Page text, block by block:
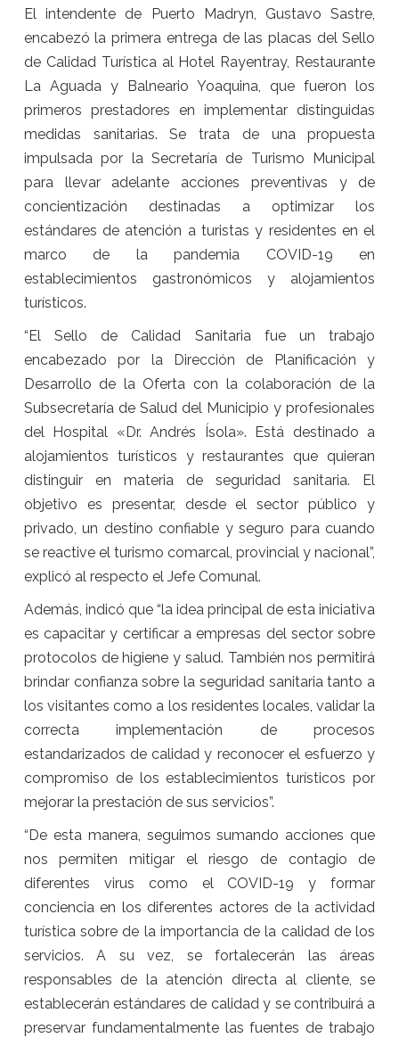
El intendente de Puerto Madryn, Gustavo Sastre,
encabezó la primera entrega de las placas del Sello
de Calidad Turística al Hotel Rayentray, Restaurante
La Aguada y Balneario Yoaquina, que fueron los
primeros prestadores en implementar distinguidas
medidas sanitarias. Se trata de una propuesta
impulsada por la Secretaría de Turismo Municipal
para llevar adelante acciones preventivas y de
concientización destinadas a optimizar los
estándares de atención a turistas y residentes en el
marco de la pandemia COVID-19 en
establecimientos gastronómicos y alojamientos
turísticos.
“El Sello de Calidad Sanitaria fue un trabajo
encabezado por la Dirección de Planificación y
Desarrollo de la Oferta con la colaboración de la
Subsecretaría de Salud del Municipio y profesionales
del Hospital «Dr. Andrés Ísola». Está destinado a
alojamientos turísticos y restaurantes que quieran
distinguir en materia de seguridad sanitaria. El
objetivo es presentar, desde el sector público y
privado, un destino confiable y seguro para cuando
se reactive el turismo comarcal, provincial y nacional”,
explicó al respecto el Jefe Comunal.
Además, indicó que “la idea principal de esta iniciativa
es capacitar y certificar a empresas del sector sobre
protocolos de higiene y salud. También nos permitirá
brindar confianza sobre la seguridad sanitaria tanto a
los visitantes como a los residentes locales, validar la
correcta implementación de procesos
estandarizados de calidad y reconocer el esfuerzo y
compromiso de los establecimientos turísticos por
mejorar la prestación de sus servicios”.
“De esta manera, seguimos sumando acciones que
nos permiten mitigar el riesgo de contagio de
diferentes virus como el COVID-19 y formar
conciencia en los diferentes actores de la actividad
turística sobre de la importancia de la calidad de los
servicios. A su vez, se fortalecerán las áreas
responsables de la atención directa al cliente, se
establecerán estándares de calidad y se contribuirá a
preservar fundamentalmente las fuentes de trabajo